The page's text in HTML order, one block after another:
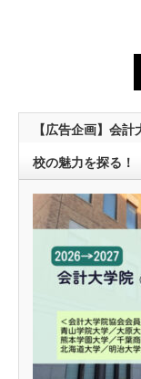
【広告企画】会
校の魅力を探る！